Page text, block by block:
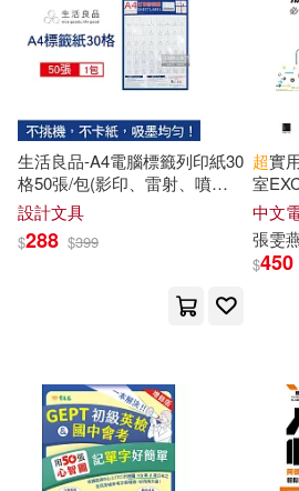
劉少斌(1)
劉文武(1) 劉明宇(1)
劉榮幹(1) 劉潤澤(1)
劉福華，帥寶珍（主編）(1)
劉駿豪(1)
生活良品-A4電腦標籤列印紙30
格50張/包(影印、雷射、噴墨
三用紙)
設計文具
$288 $399
超實
室
強版)
中文
張雯
$450